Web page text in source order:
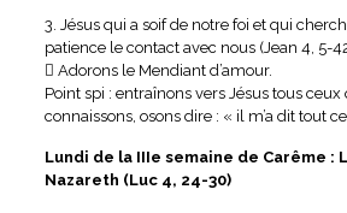
3. Jésus qui a soif de notre foi et qui
patience le contact avec nous (Jean 4, 5-
 Adorons le Mendiant d’amour.
Point spi : entraînons vers Jésus tous ceux
connaissons, osons dire : « il m’a dit tout
Lundi de la IIIe semaine de Carême :
Nazareth (Luc 4, 24-30)